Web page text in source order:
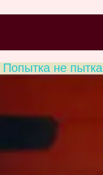
Попытка не пытка